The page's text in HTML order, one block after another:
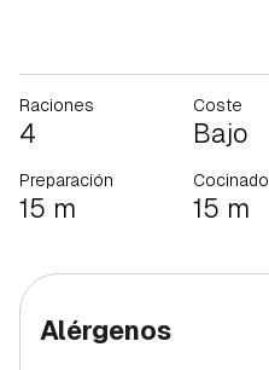
Raciones
4
Coste
Bajo
Preparación
15 m
Cocinado
15 m
Alérgenos